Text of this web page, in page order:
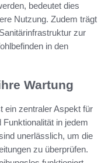
bedeutet dies
Nutzung. Zudem trägt
zur
in den
Wartung
ein zentraler Aspekt für
in jedem
unerlässlich, um die
zu überprüfen.